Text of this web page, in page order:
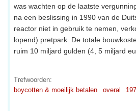
was wachten op de laatste
na een beslissing in 1990 van de
reactor niet in gebruik te nemen,
lopend) pretpark. De totale
ruim 10 miljard gulden (4, 5 miljard
Trefwoorden:
boycotten & moeilijk betalen
overal